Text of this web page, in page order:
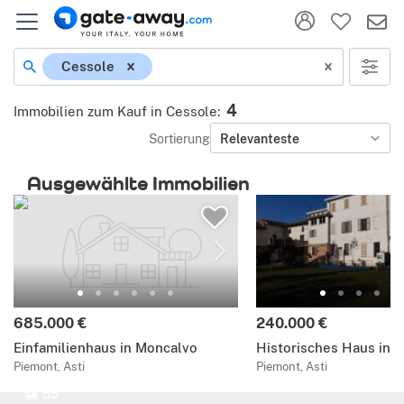
Cessole
Immobilien zum Kauf in Cessole: 4
Sortierung Relevanteste
Ausgewählte Immobilien
685.000 €
Einfamilienhaus in Moncalvo
Piemont, Asti
240.000 €
Historisches Haus in
Piemont, Asti